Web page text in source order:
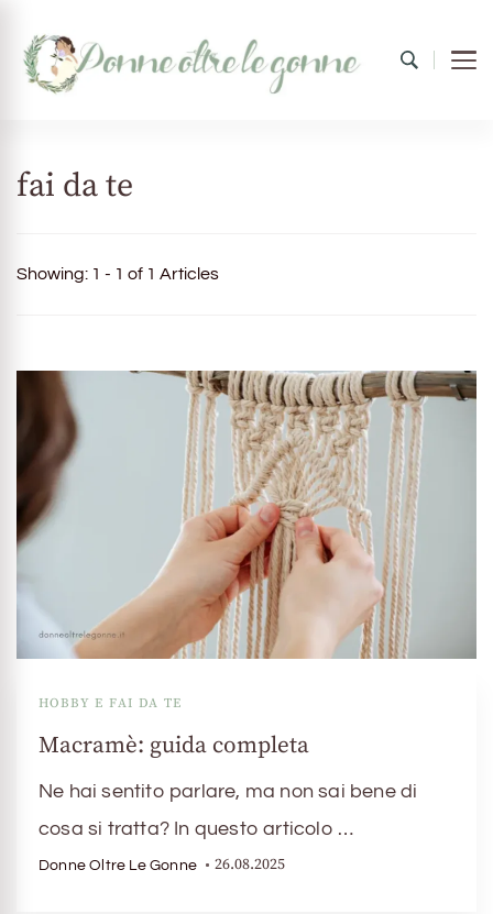
fai da te
Showing: 1 - 1 of 1 Articles
HOBBY E FAI DA TE
Macramè: guida completa
Ne hai sentito parlare, ma non sai bene di
cosa si tratta? In questo articolo …
Donne Oltre Le Gonne 26.08.2025